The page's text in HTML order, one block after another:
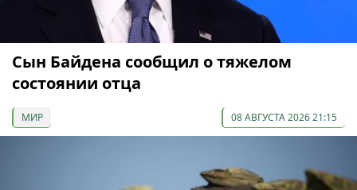
Сын Байдена сообщил о тяжелом
состоянии отца
МИР 08 АВГУСТА 2026 21:15